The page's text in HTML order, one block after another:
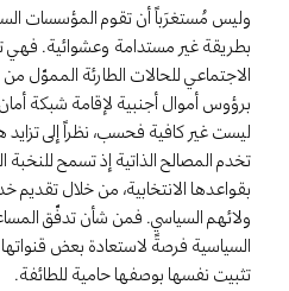
وليس مُستغرَباً أن تقوم المؤسسات
بطريقة غير مستدامة وعشوائية. فهي
الاجتماعي للحالات الطارئة المموّل
برؤوس أموال أجنبية لإقامة شبكة
ليست غير كافية فحسب، نظراً إلى
تخدم المصالح الذاتية إذ تسمح للنخبة
بقواعدها الانتخابية، من خلال
ولائهم السياسي. فمن شأن تدفّق
السياسية فرصةً لاستعادة بعض قنواتها
تثبيت نفسها بوصفها حامية للطائفة.